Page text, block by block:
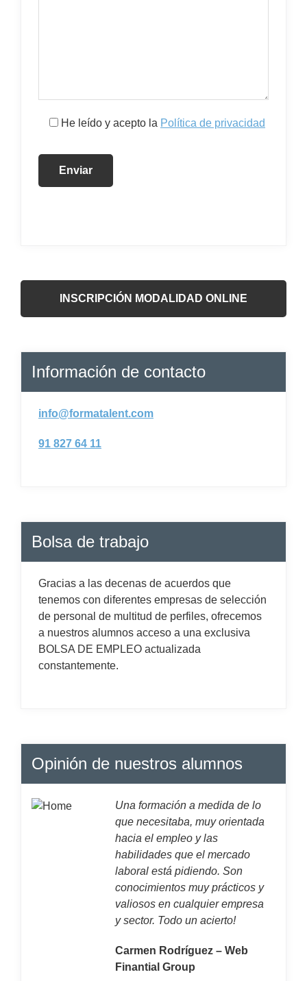
He leído y acepto la Política de privacidad
INSCRIPCIÓN MODALIDAD ONLINE
Información de contacto
info@formatalent.com
91 827 64 11
Bolsa de trabajo
Gracias a las decenas de acuerdos que
tenemos con diferentes empresas de selección
de personal de multitud de perfiles, ofrecemos
a nuestros alumnos acceso a una exclusiva
BOLSA DE EMPLEO actualizada
constantemente.
Opinión de nuestros alumnos
Una formación a medida de lo
que necesitaba, muy orientada
hacia el empleo y las
habilidades que el mercado
laboral está pidiendo. Son
conocimientos muy prácticos y
valiosos en cualquier empresa
y sector. Todo un acierto!
Carmen Rodríguez – Web
Finantial Group